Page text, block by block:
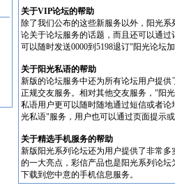
关于VIP论坛的帮助
除了我们公布的这些新服务以外，阳光
论关于论坛服务的话题，而且还可以通
可以随时发送0000到5198退订"阳光论坛
关于阳光私语的帮助
新版的论坛服务中还为所有论坛用户提
正规交友服务。相对其他交友服务，"阳
私语用户更可以随时随地通过短信或者
光私语"服务，用户也可以通过页面提示
关于精选手机服务的帮助
新版阳光系列论坛还为用户提供了非常
的一大亮点，彩信产品也是阳光系列论
下载到您中意的手机信息服务。